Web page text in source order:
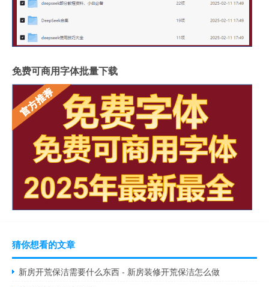
免费可商用字体批量下载
猜你想看的文章
新房开荒保洁需要什么东西 - 新房装修开荒保洁怎么做